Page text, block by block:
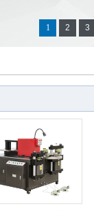
1 2 3